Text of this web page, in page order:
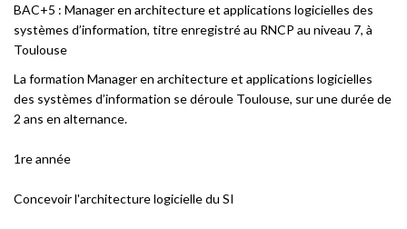
BAC+5 : Manager en architecture et applications logicielles des
systèmes d’information, titre enregistré au RNCP au niveau 7, à
Toulouse
La formation Manager en architecture et applications logicielles
des systèmes d’information se déroule Toulouse, sur une durée de
2 ans en alternance.
1re année
Concevoir l'architecture logicielle du SI